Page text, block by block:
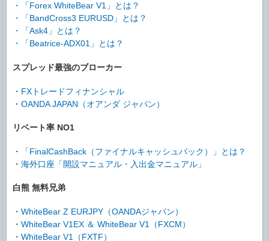
・
「Forex WhiteBear V1」とは？
・
「BandCross3 EURUSD」とは？
・
「Ask4」とは？
・
「Beatrice-ADX01」とは？
スプレッド最強のブローカー
・ FXトレードフィナンシャル
・ OANDA JAPAN（オアンダ ジャパン）
リベート率 NO1
・
「FinalCashBack（ファイナルキャッシュバック）」とは？
・ 海外口座「開設マニュアル・入出金マニュアル」
白熊 無料兄弟
・ WhiteBear Z EURJPY（OANDAジャパン）
・ WhiteBear V1EX ＆ WhiteBear V1（FXCM）
・ WhiteBear V1（FXTF）